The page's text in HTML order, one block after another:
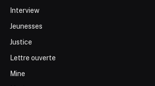
Interview
Jeunesses
Justice
Lettre ouverte
Mine